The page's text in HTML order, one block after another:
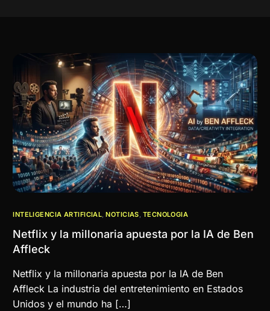
INTELIGENCIA ARTIFICIAL,NOTICIAS, TECNOLOGIA
Netflix y la millonaria apuesta por la IA de Ben
Affleck
Netflix y la millonaria apuesta por la IA de Ben
Affleck La industria del entretenimiento en Estados
Unidos y el mundo ha […]